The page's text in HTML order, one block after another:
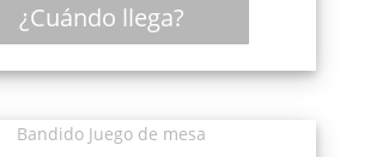
¿Cuándo llega?